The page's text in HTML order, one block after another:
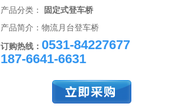
产品分类：
固定式登车桥
产品简介：物流月台登车桥
订购热线： 0531-84227677
187-6641-6631